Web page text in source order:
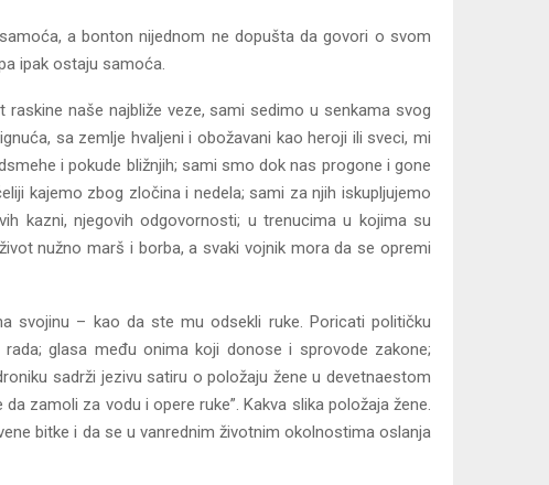
a bonton nijednom ne dopušta da govori o svom
ipak ostaju samoća.
naše najbliže veze, sami sedimo u senkama svog
sa zemlje hvaljeni i obožavani kao heroji ili sveci, mi
i pokude bližnjih; sami smo dok nas progone i gone
kajemo zbog zločina i nedela; sami za njih iskupljujemo
kazni, njegovih odgovornosti; u trenucima u kojima su
nužno marš i borba, a svaki vojnik mora da se opremi
svojinu – kao da ste mu odsekli ruke. Poricati političku
glasa među onima koji donose i sprovode zakone;
sadrži jezivu satiru o položaju žene u devetnaestom
zamoli za vodu i opere ruke”. Kakva slika položaja žene.
bitke i da se u vanrednim životnim okolnostima oslanja